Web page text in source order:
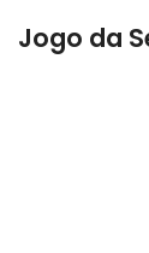
Jogo da